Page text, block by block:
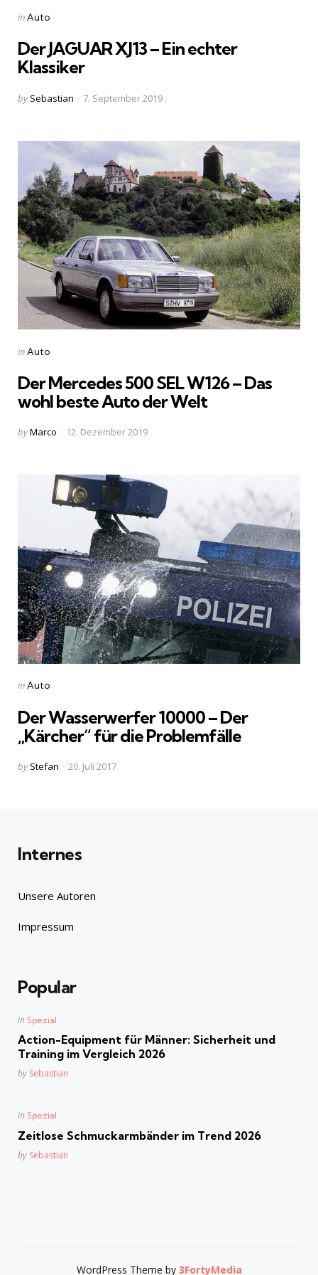
Categories
Posted
inAuto
Der JAGUAR XJ13 – Ein echter
Klassiker
Posted
by Sebastian 7. September 2019
Categories
Posted
inAuto
Der Mercedes 500 SEL W126 – Das
wohl beste Auto der Welt
Posted
byMarco 12. Dezember 2019
Categories
Posted
inAuto
Der Wasserwerfer 10000 – Der
„Kärcher“ für die Problemfälle
Posted
by Stefan 20. Juli 2017
Internes
Unsere Autoren
Impressum
Popular
Posted
in Spezial
Action-Equipment für Männer: Sicherheit und
Training im Vergleich 2026
Posted
by Sebastian
Posted
in Spezial
Zeitlose Schmuckarmbänder im Trend 2026
Posted
by Sebastian
WordPress Theme by 3FortyMedia